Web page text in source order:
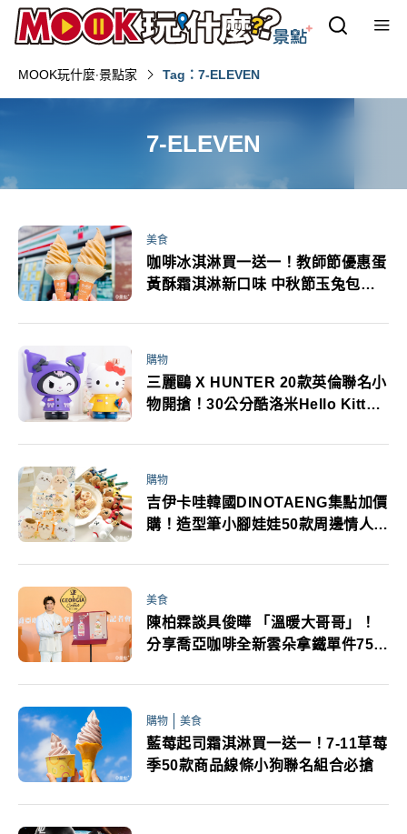
MOOK玩什麼‧景點家 Tag：7-ELEVEN
7-ELEVEN
美食
咖啡冰淇淋買一送一！教師節優惠蛋
黃酥霜淇淋新口味 中秋節玉兔包超
購物
三麗鷗 X HUNTER 20款英倫聯名小
物開搶！30公分酷洛米Hello Kitty
購物
吉伊卡哇韓國DINOTAENG集點加價
購！造型筆小腳娃娃50款周邊情人節
美食
陳柏霖談具俊曄 「溫暖大哥哥」！
分享喬亞咖啡全新雲朵拿鐵單件75折
購物 美食
藍莓起司霜淇淋買一送一！7-11草莓
季50款商品線條小狗聯名組合必搶